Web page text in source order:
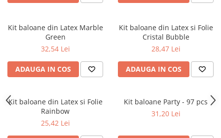
Kit baloane din Latex Marble
Green
32,54 Lei
ADAUGA IN COS
Kit baloane din Latex si Folie
Cristal Bubble
28,47 Lei
ADAUGA IN COS
Kit baloane din Latex si Folie
Rainbow
25,42 Lei
Kit baloane Party - 97 pcs
31,20 Lei